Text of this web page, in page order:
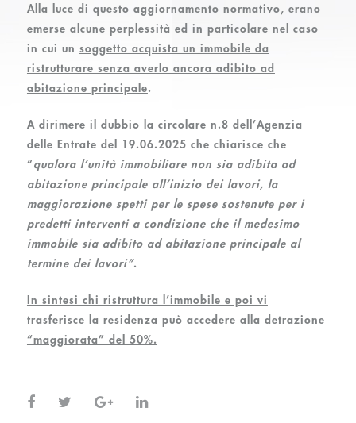
Alla luce di questo aggiornamento normativo, erano
emerse alcune perplessità ed in particolare nel caso
in cui un soggetto acquista un immobile da
ristrutturare senza averlo ancora adibito ad
abitazione principale.
A dirimere il dubbio la circolare n.8 dell’Agenzia
delle Entrate del 19.06.2025 che chiarisce che
“qualora l’unità immobiliare non sia adibita ad
abitazione principale all’inizio dei lavori, la
maggiorazione spetti per le spese sostenute per i
predetti interventi a condizione che il medesimo
immobile sia adibito ad abitazione principale al
termine dei lavori”.
In sintesi chi ristruttura l’immobile e poi vi
trasferisce la residenza può accedere alla detrazione
“maggiorata” del 50%.